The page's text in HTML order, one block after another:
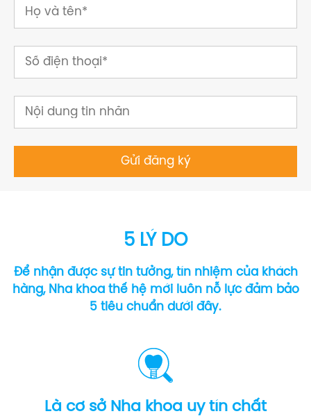
5 LÝ DO
Để nhận được sự tin tưởng, tín nhiệm của khách
hàng, Nha khoa thế hệ mới luôn nỗ lực đảm bảo
5 tiêu chuẩn dưới đây.
Là cơ sở Nha khoa uy tín chất